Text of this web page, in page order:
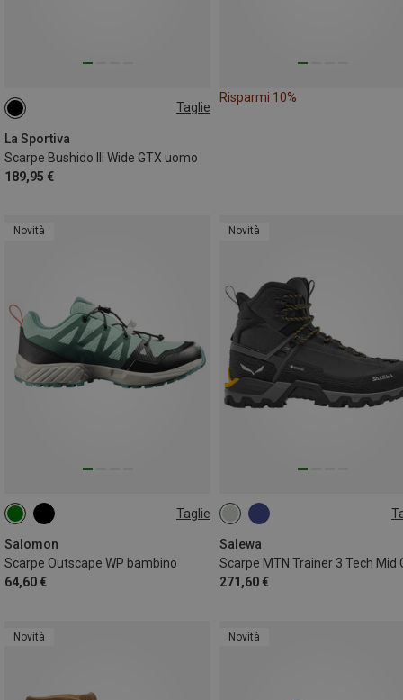
Taglie
La Sportiva
Scarpe Bushido III Wide GTX uomo
189,95 €
42 45
Risparmi 10%
Novità
Taglie
Salomon
Scarpe Outscape WP bambino
64,60 €
32 38
Novità
Salewa
271,60 €
Novità Novità